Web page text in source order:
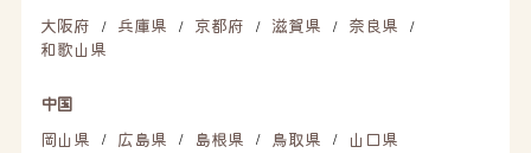
大阪府
/ 兵庫県 / 京都府 / 滋賀県 / 奈良県 /
和歌山県
中国
岡山県
/ 広島県 / 島根県 / 鳥取県 / 山口県